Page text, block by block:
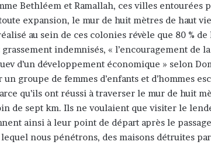
Bethléem et Ramallah, ces villes entourées
expansion, le mur de huit mètres de haut
au sein de ces colonies révèle que 80 %
indemnisés, « l’encouragement de
d’un développement économique » selon
groupe de femmes d’enfants et d’hommes
qu’ils ont réussi à traverser le mur de huit
de sept km. Ils ne voulaient que visiter le
ainsi à leur point de départ après le
nous pénétrons, des maisons détruites